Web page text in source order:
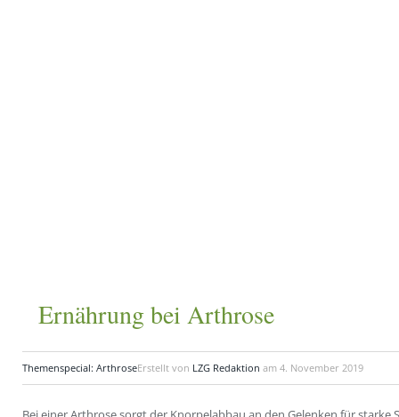
Ernährung bei Arthrose
Erstellt von LZG Redaktion am 4. November 2019
Themenspecial: Arthrose